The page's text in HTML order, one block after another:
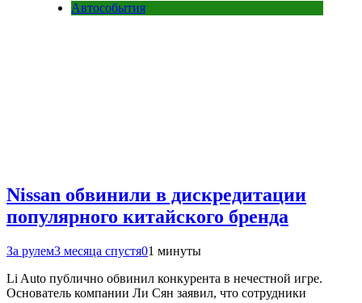
Автособытия
Nissan обвинили в дискредитации
популярного китайского бренда
За рулем3 месяца спустя01 минуты
Li Auto публично обвинил конкурента в нечестной игре.
Основатель компании Ли Сян заявил, что сотрудники